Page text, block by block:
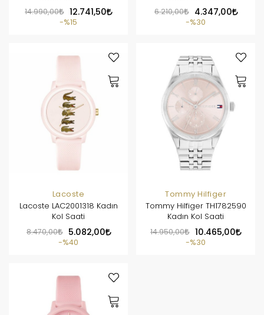
14.990,00
12.741,50
%15
6.210,00
4.347,00
%30
Lacoste
Lacoste LAC2001318 Kadın
Kol Saati
8.470,00
5.082,00
%40
Tommy Hilfiger
Tommy Hilfiger TH1782590
Kadın Kol Saati
14.950,00
10.465,00
%30